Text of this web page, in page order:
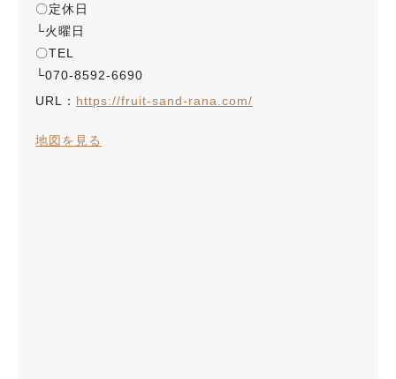
〇定休日
└火曜日
〇TEL
└070-8592-6690
URL： https://fruit-sand-rana.com/
地図を見る